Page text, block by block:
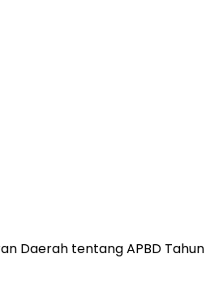
Daerah tentang APBD Tahun